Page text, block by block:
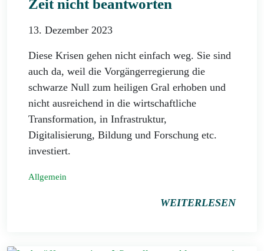
Zeit nicht beantworten
13. Dezember 2023
Diese Krisen gehen nicht einfach weg. Sie sind
auch da, weil die Vorgängerregierung die
schwarze Null zum heiligen Gral erhoben und
nicht ausreichend in die wirtschaftliche
Transformation, in Infrastruktur,
Digitalisierung, Bildung und Forschung etc.
investiert.
Allgemein
WEITERLESEN